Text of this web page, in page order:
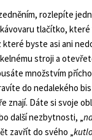
rozlepíte
tlačítko, které
které byste asi ani
stroji a
množstvím
do nedalekého
znají. Dáte si svoje
další nezbytnosti, „
zavřít do svého „